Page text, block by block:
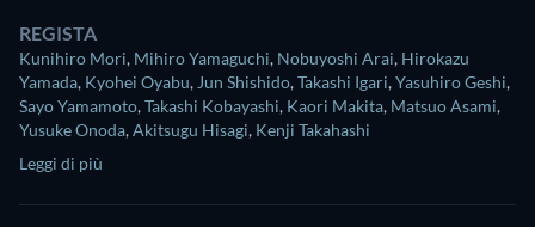
REGISTA
Kunihiro Mori, Mihiro Yamaguchi, Nobuyoshi Arai, Hirokazu
Yamada, Kyohei Oyabu, Jun Shishido,Takashi Igari,Yasuhiro Geshi,
Sayo Yamamoto,Takashi Kobayashi, Kaori Makita, Matsuo Asami,
Yusuke Onoda,Akitsugu Hisagi, Kenji Takahashi
Leggi di più